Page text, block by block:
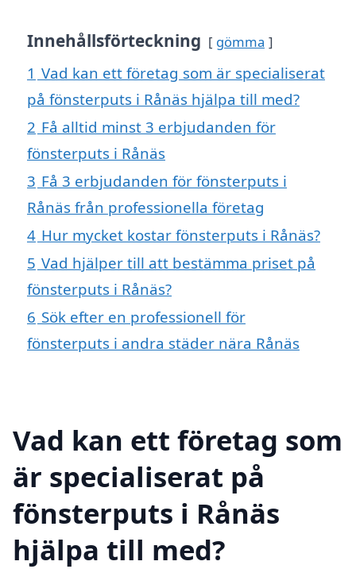
Innehållsförteckning gömma
1 Vad kan ett företag som är specialiserat
på fönsterputs i Rånäs hjälpa till med?
2 Få alltid minst 3 erbjudanden för
fönsterputs i Rånäs
3 Få 3 erbjudanden för fönsterputs i
Rånäs från professionella företag
4 Hur mycket kostar fönsterputs i Rånäs?
5 Vad hjälper till att bestämma priset på
fönsterputs i Rånäs?
6 Sök efter en professionell för
fönsterputs i andra städer nära Rånäs
Vad kan ett företag som
är specialiserat på
fönsterputs i Rånäs
hjälpa till med?